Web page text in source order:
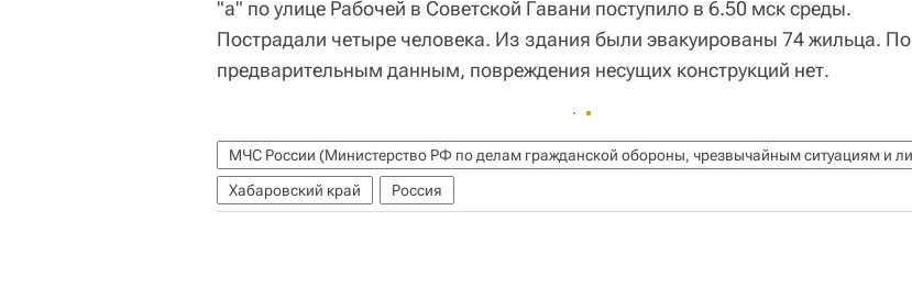
"а" по улице Рабочей в Советской Гавани поступило в 6.50 мск среды.
Пострадали четыре человека. Из здания были эвакуированы 74 жильца. По
предварительным данным, повреждения несущих конструкций нет.
Хабаровский край
Россия